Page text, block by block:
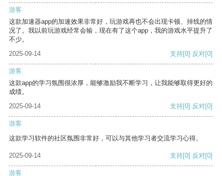
游客
这款加速器app的加速效果非常好，玩游戏再也不会出现卡顿、掉线的情
况了。我以前玩游戏经常会输，现在有了这个app，我的游戏水平提升了
不少。
2025-09-14
支持[0] 反对[0]
游客
这款app的学习氛围很浓厚，能够激励我不断学习，让我能够取得更好的
成绩。
2025-09-14
支持[0] 反对[0]
游客
这款学习软件的社区氛围非常好，可以与其他学习者交流学习心得。
2025-09-14 支持[0] 反对[0]
游客